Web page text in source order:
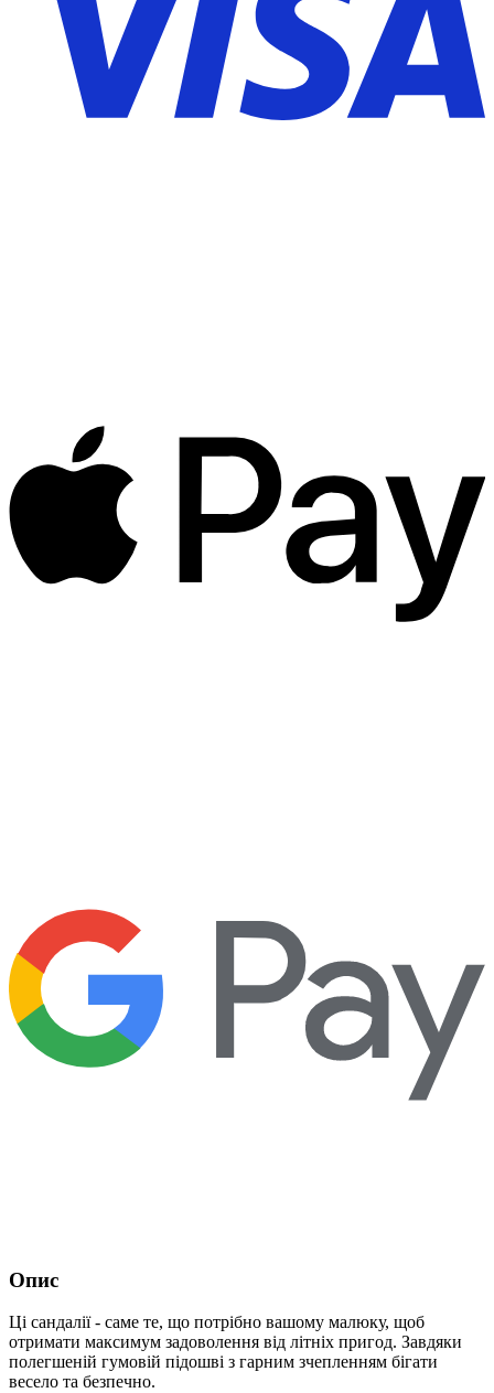
Опис
Ці сандалії - саме те, що потрібно вашому малюку, щоб
отримати максимум задоволення від літніх пригод. Завдяки
полегшеній гумовій підошві з гарним зчепленням бігати
весело та безпечно.